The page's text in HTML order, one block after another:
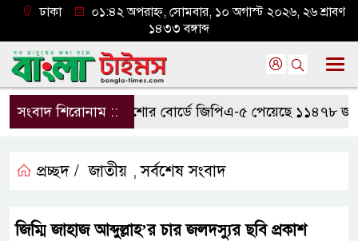
ঢাকা
০১:৪২ অপরাহ্ন, সোমবার, ১০ অগাস্ট ২০২৬, ২৬ শ্রাবণ
১৪৩৩ বঙ্গাব্দ
সংবাদ শিরোনাম ::যশোর বোর্ডে জিপিএ-৫ পেয়েছে ১১৪৭৮ জন
প্রচ্ছদ / জাতীয় ,সর্বশেষ সংবাদ
জিম্মি জাহাজ আব্দুল্লাহ’র চার জলদস্যুর ছবি প্রকাশ